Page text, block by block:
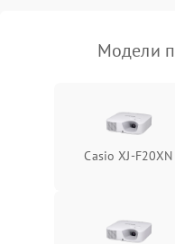
Модели
Casio XJ-F20XN